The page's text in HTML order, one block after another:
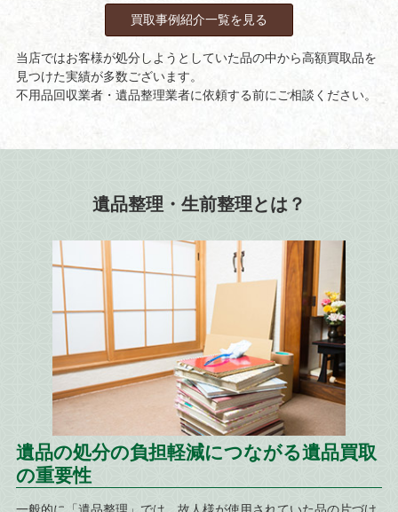
買取事例紹介一覧を見る
当店ではお客様が処分しようとしていた品の中から高額買取品を
見つけた実績が多数ございます。
不用品回収業者・遺品整理業者に依頼する前にご相談ください。
遺品整理・生前整理とは？
遺品の処分の負担軽減につながる遺品買取
の重要性